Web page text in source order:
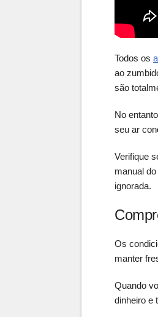
Todos os
ao
são
No
seu ar
Verifique
manual
ignorada.
Os
manter
Quando
dinheiro e